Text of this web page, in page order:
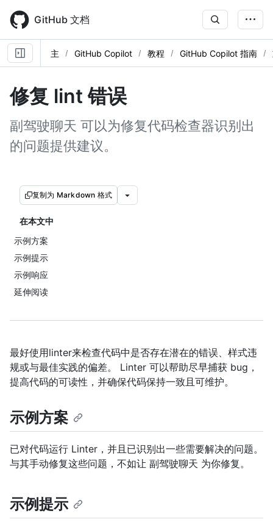
main
content
GitHub 文档
主 GitHub Copilot 教程 GitHub Copilot 指南
修复 lint 错误
副驾驶聊天 可以为修复代码检查器识别出
的问题提供建议。
复制为 Markdown 格式
在本文中
示例方案
示例提示
示例响应
延伸阅读
最好使用linter来检查代码中是否存在潜在的错误、样式违
规或与最佳实践的偏差。 Linter 可以帮助尽早捕获 bug，
提高代码的可读性，并确保代码保持一致且可维护。
示例方案
已对代码运行 Linter，并且已识别出一些需要解决的问题。
与其手动修复这些问题，不如让 副驾驶聊天 为你修复。
示例提示